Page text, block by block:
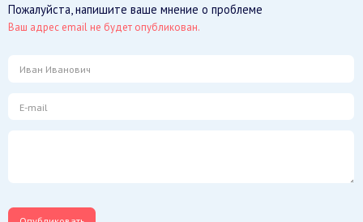
Пожалуйста, напишите ваше мнение о проблеме
Ваш адрес email не будет опубликован.